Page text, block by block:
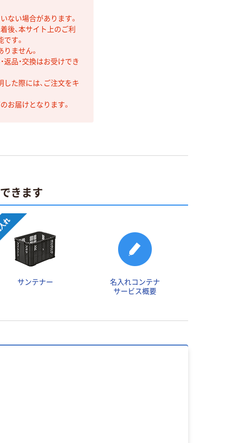
ない場合があります。
後、本サイト上のご利
す。
ません。
返品・交換はお受けでき
た際には、ご注文をキ
お届けとなります。
きます
サンテナー
名入れコンテナ
サービス概要